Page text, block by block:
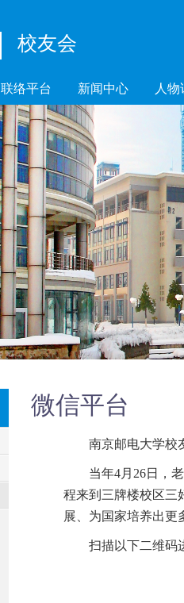
校友会
联络平台 新闻中心 人物
微信平台
南京邮电大学校友
当年4月26日，老
程来到三牌楼校区三
展、为国家培养出更
扫描以下二维码